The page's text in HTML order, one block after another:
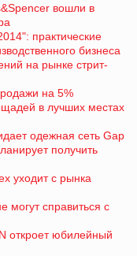
вошли в
практические
бизнеса
на рынке стрит-
на 5%
в лучших местах
одежная сеть Gap
получить
уходит с рынка
могут справиться с
откроет юбилейный